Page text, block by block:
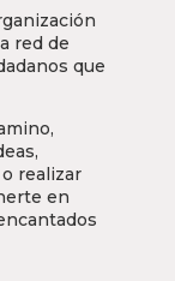
red de
que
realizar
en